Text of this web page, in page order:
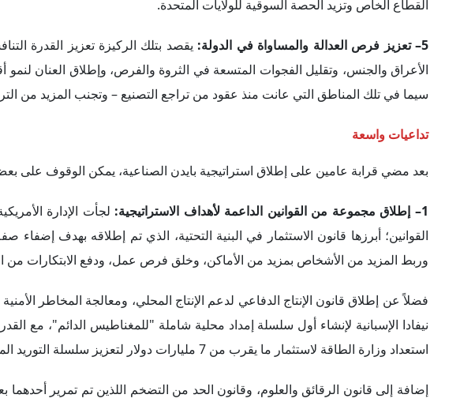
القطاع الخاص وتزيد الحصة السوقية للولايات المتحدة.
5– تعزيز فرص العدالة والمساواة في الدولة:
يقصد بتلك الركيزة تعزيز القدرة
الأعراق والجنس، وتقليل الفجوات المتسعة في الثروة والفرص، وإطلاق العنان لنمو
سيما في تلك المناطق التي عانت منذ عقود من تراجع التصنيع – وتجنب المزيد من
تداعيات واسعة
بعد مضي قرابة عامين على إطلاق استراتيجية بايدن الصناعية، يمكن الوقوف على
1– إطلاق مجموعة من القوانين الداعمة لأهداف الاستراتيجية:
لجأت الإدارة
القوانين؛ أبرزها قانون الاستثمار في البنية التحتية، الذي تم إطلاقه بهدف
وربط المزيد من الأشخاص بمزيد من الأماكن، وخلق فرص عمل، ودفع الابتكارات من
فضلاً عن إطلاق قانون الإنتاج الدفاعي لدعم الإنتاج المحلي، ومعالجة المخاطر
استعداد وزارة الطاقة لاستثمار ما يقرب من 7 مليارات دولار لتعزيز سلسلة التوريد المحلية الشاملة للبطاريات.